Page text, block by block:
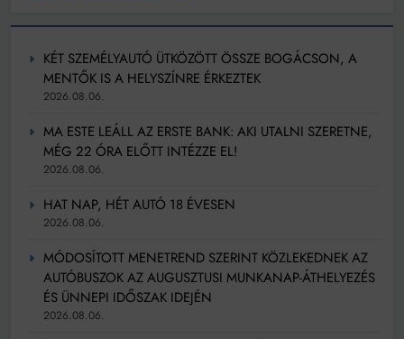
KÉT SZEMÉLYAUTÓ ÜTKÖZÖTT ÖSSZE BOGÁCSON, A
MENTŐK IS A HELYSZÍNRE ÉRKEZTEK
2026.08.06.
MA ESTE LEÁLL AZ ERSTE BANK: AKI UTALNI SZERETNE,
MÉG 22 ÓRA ELŐTT INTÉZZE EL!
2026.08.06.
HAT NAP, HÉT AUTÓ 18 ÉVESEN
2026.08.06.
MÓDOSÍTOTT MENETREND SZERINT KÖZLEKEDNEK AZ
AUTÓBUSZOK AZ AUGUSZTUSI MUNKANAP-ÁTHELYEZÉS
ÉS ÜNNEPI IDŐSZAK IDEJÉN
2026.08.06.